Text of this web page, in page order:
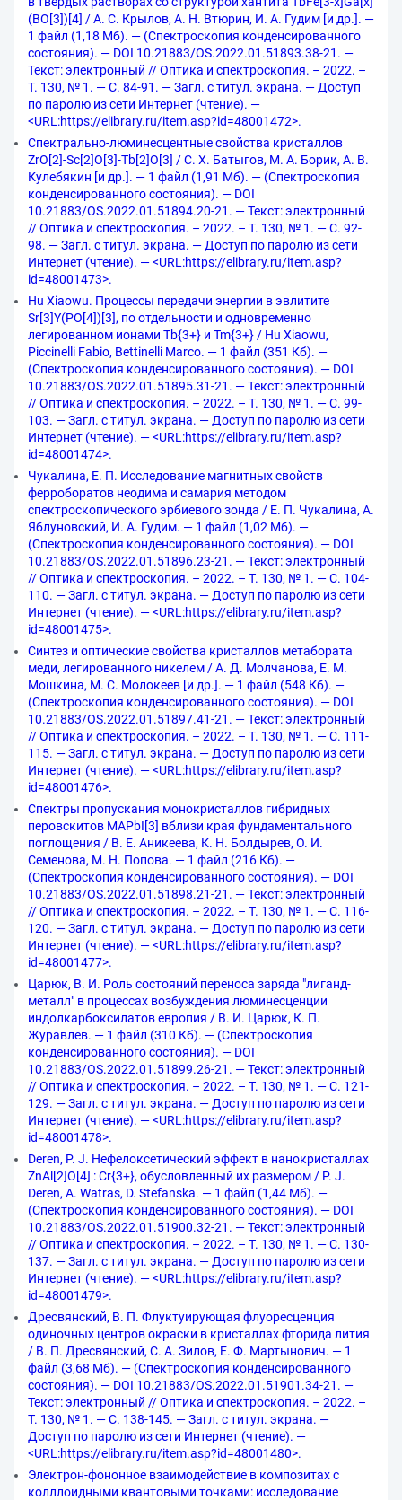
(BO[3])[4] / А. С. Крылов, А. Н. Втюрин, И. А. Гудим [и др.]. —
1 файл (1,18 Мб). — (Спектроскопия конденсированного
состояния). — DOI 10.21883/OS.2022.01.51893.38-21. —
Текст: электронный // Оптика и спектроскопия. – 2022. –
Т. 130, № 1. — С. 84-91. — Загл. с титул. экрана. — Доступ
по паролю из сети Интернет (чтение). —
<URL:https://elibrary.ru/item.asp?id=48001472>.
Спектрально-люминесцентные свойства кристаллов
ZrO[2]-Sc[2]O[3]-Tb[2]O[3] / С. Х. Батыгов, М. А. Борик, А. В.
Кулебякин [и др.]. — 1 файл (1,91 Мб). — (Спектроскопия
конденсированного состояния). — DOI
10.21883/OS.2022.01.51894.20-21. — Текст: электронный
// Оптика и спектроскопия. – 2022. – Т. 130, № 1. — С. 92-
98. — Загл. с титул. экрана. — Доступ по паролю из сети
Интернет (чтение). — <URL:https://elibrary.ru/item.asp?
id=48001473>.
Hu Xiaowu. Процессы передачи энергии в эвлитите
Sr[3]Y(PO[4])[3], по отдельности и одновременно
легированном ионами Tb{3+} и Tm{3+} / Hu Xiaowu,
Piccinelli Fabio, Bettinelli Marco. — 1 файл (351 Кб). —
(Спектроскопия конденсированного состояния). — DOI
10.21883/OS.2022.01.51895.31-21. — Текст: электронный
// Оптика и спектроскопия. – 2022. – Т. 130, № 1. — С. 99-
103. — Загл. с титул. экрана. — Доступ по паролю из сети
Интернет (чтение). — <URL:https://elibrary.ru/item.asp?
id=48001474>.
Чукалина, Е. П. Исследование магнитных свойств
ферроборатов неодима и самария методом
спектроскопического эрбиевого зонда / Е. П. Чукалина, А.
Яблуновский, И. А. Гудим. — 1 файл (1,02 Мб). —
(Спектроскопия конденсированного состояния). — DOI
10.21883/OS.2022.01.51896.23-21. — Текст: электронный
// Оптика и спектроскопия. – 2022. – Т. 130, № 1. — С. 104-
110. — Загл. с титул. экрана. — Доступ по паролю из сети
Интернет (чтение). — <URL:https://elibrary.ru/item.asp?
id=48001475>.
Синтез и оптические свойства кристаллов метабората
меди, легированного никелем / А. Д. Молчанова, Е. М.
Мошкина, М. С. Молокеев [и др.]. — 1 файл (548 Кб). —
(Спектроскопия конденсированного состояния). — DOI
10.21883/OS.2022.01.51897.41-21. — Текст: электронный
// Оптика и спектроскопия. – 2022. – Т. 130, № 1. — С. 111-
115. — Загл. с титул. экрана. — Доступ по паролю из сети
Интернет (чтение). — <URL:https://elibrary.ru/item.asp?
id=48001476>.
Спектры пропускания монокристаллов гибридных
перовскитов MAPbI[3] вблизи края фундаментального
поглощения / В. Е. Аникеева, К. Н. Болдырев, О. И.
Семенова, М. Н. Попова. — 1 файл (216 Кб). —
(Спектроскопия конденсированного состояния). — DOI
10.21883/OS.2022.01.51898.21-21. — Текст: электронный
// Оптика и спектроскопия. – 2022. – Т. 130, № 1. — С. 116-
120. — Загл. с титул. экрана. — Доступ по паролю из сети
Интернет (чтение). — <URL:https://elibrary.ru/item.asp?
id=48001477>.
Царюк, В. И. Роль состояний переноса заряда "лиганд-
металл" в процессах возбуждения люминесценции
индолкарбоксилатов европия / В. И. Царюк, К. П.
Журавлев. — 1 файл (310 Кб). — (Спектроскопия
конденсированного состояния). — DOI
10.21883/OS.2022.01.51899.26-21. — Текст: электронный
// Оптика и спектроскопия. – 2022. – Т. 130, № 1. — С. 121-
129. — Загл. с титул. экрана. — Доступ по паролю из сети
Интернет (чтение). — <URL:https://elibrary.ru/item.asp?
id=48001478>.
Deren, P. J. Нефелоксетический эффект в нанокристаллах
ZnAl[2]O[4] : Cr{3+}, обусловленный их размером / P. J.
Deren, А. Watras, D. Stefanska. — 1 файл (1,44 Мб). —
(Спектроскопия конденсированного состояния). — DOI
10.21883/OS.2022.01.51900.32-21. — Текст: электронный
// Оптика и спектроскопия. – 2022. – Т. 130, № 1. — С. 130-
137. — Загл. с титул. экрана. — Доступ по паролю из сети
Интернет (чтение). — <URL:https://elibrary.ru/item.asp?
id=48001479>.
Дресвянский, В. П. Флуктуирующая флуоресценция
одиночных центров окраски в кристаллах фторида лития
/ В. П. Дресвянский, С. А. Зилов, Е. Ф. Мартынович. — 1
файл (3,68 Мб). — (Спектроскопия конденсированного
состояния). — DOI 10.21883/OS.2022.01.51901.34-21. —
Текст: электронный // Оптика и спектроскопия. – 2022. –
Т. 130, № 1. — С. 138-145. — Загл. с титул. экрана. —
Доступ по паролю из сети Интернет (чтение). —
<URL:https://elibrary.ru/item.asp?id=48001480>.
Электрон-фононное взаимодействие в композитах с
колллоидными квантовыми точками: исследование